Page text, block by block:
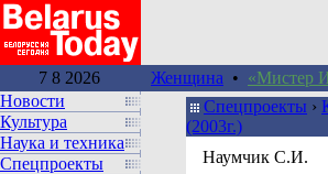
7 8 2026 Женщина • «Мистер
Новости
Культура
Наука и техника
Спецпроекты
Спецпроекты ›
(2003г.)
Наумчик С.И.